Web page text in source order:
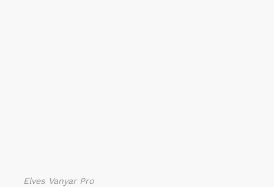
Elves Vanyar Pro